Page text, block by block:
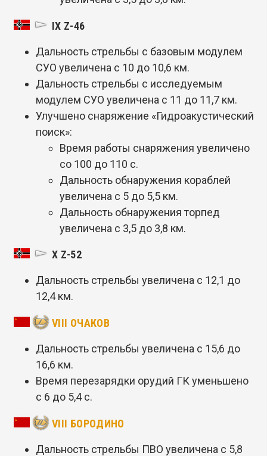
IX Z-46
Дальность стрельбы с базовым модулем
СУО увеличена с 10 до 10,6 км.
Дальность стрельбы с исследуемым
модулем СУО увеличена с 11 до 11,7 км.
Улучшено снаряжение «Гидроакустический
поиск»:
Время работы снаряжения увеличено
со 100 до 110 с.
Дальность обнаружения кораблей
увеличена с 5 до 5,5 км.
Дальность обнаружения торпед
увеличена с 3,5 до 3,8 км.
X Z-52
Дальность стрельбы увеличена с 12,1 до
12,4 км.
VIII ОЧАКОВ
Дальность стрельбы увеличена с 15,6 до
16,6 км.
Время перезарядки орудий ГК уменьшено
с 6 до 5,4 с.
VIII БОРОДИНО
Дальность стрельбы ПВО увеличена с 5,8